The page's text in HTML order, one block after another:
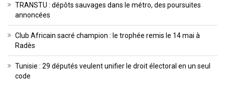
TRANSTU : dépôts sauvages dans le métro, des poursuites
annoncées
Club Africain sacré champion : le trophée remis le 14 mai à
Radès
Tunisie : 29 députés veulent unifier le droit électoral en un seul
code